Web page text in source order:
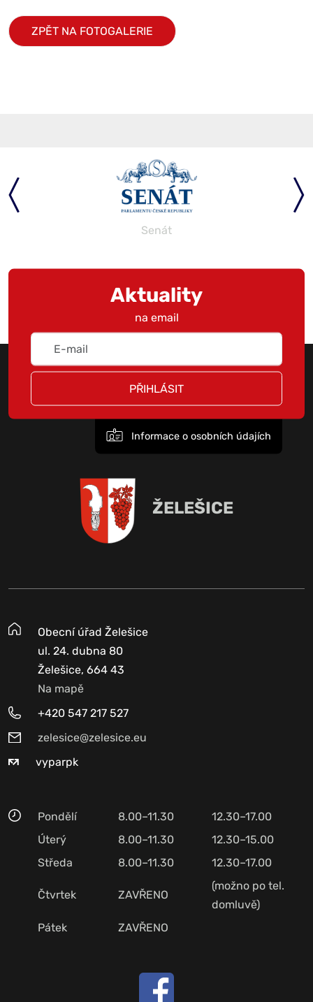
ZPĚT NA FOTOGALERIE
Aktuality
na email
PŘIHLÁSIT
Informace o osobních údajích
ŽELEŠICE
Obecní úřad Želešice
ul. 24. dubna 80
Želešice, 664 43
Na mapě
+420 547 217 527
zelesice@zelesice.eu
vyparpk
Pondělí 8.00–11.30
12.30–17.00
Úterý
8.00–11.30
12.30–15.00
Středa
8.00–11.30 12.30–17.00
Čtvrtek ZAVŘENO
(možno po tel.
domluvě)
Pátek
ZAVŘENO